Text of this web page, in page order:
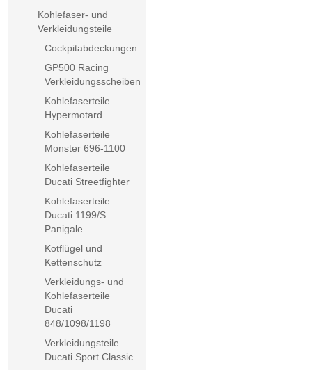
Kohlefaser- und
Verkleidungsteile
Cockpitabdeckungen
GP500 Racing
Verkleidungsscheiben
Kohlefaserteile
Hypermotard
Kohlefaserteile
Monster 696-1100
Kohlefaserteile
Ducati Streetfighter
Kohlefaserteile
Ducati 1199/S
Panigale
Kotflügel und
Kettenschutz
Verkleidungs- und
Kohlefaserteile
Ducati
848/1098/1198
Verkleidungsteile
Ducati Sport Classic